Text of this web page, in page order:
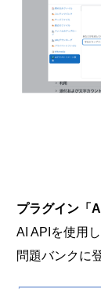
プラグイン「
AI APIを使用
問題バンクに